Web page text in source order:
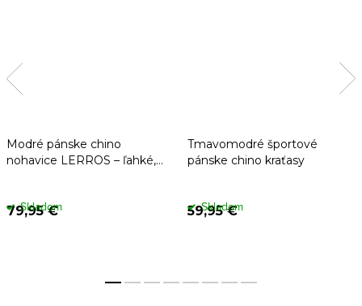
Modré pánske chino
nohavice LERROS – ľahké,
79,95 €
Skladom
Tmavomodré športové
pánske chino kraťasy
59,95 €
Skladom